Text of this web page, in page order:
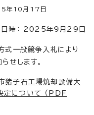
10月17日
日時： 2025年9月29日
式一般競争入札により
せします。
子石工場焼却設備大
定について （PDF